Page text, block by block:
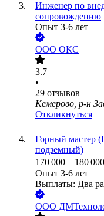
Инженер по
сопровождению
Опыт 3-6 лет
ООО ОКС
3.7
•
29 отзывов
Кемерово, р-н
Откликнуться
Горный мастер
подземный)
170 000 – 180 000
Опыт 3-6 лет
Выплаты: Два
ООО